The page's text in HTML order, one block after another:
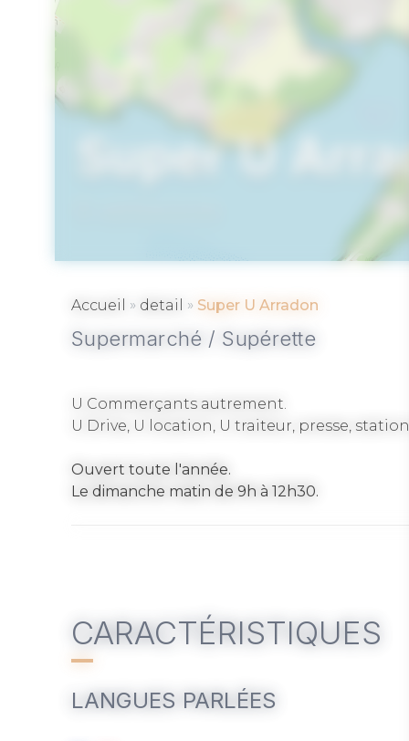
Super U
Accueil » detail » Super U Arradon
Supermarché / Supérette
U Commerçants autrement.
U Drive, U location, U traiteur, presse,
Ouvert toute l'année.
Le dimanche matin de 9h à 12h30.
CARACTÉRISTIQUES
LANGUES PARLÉES